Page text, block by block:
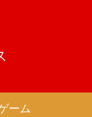
ーム